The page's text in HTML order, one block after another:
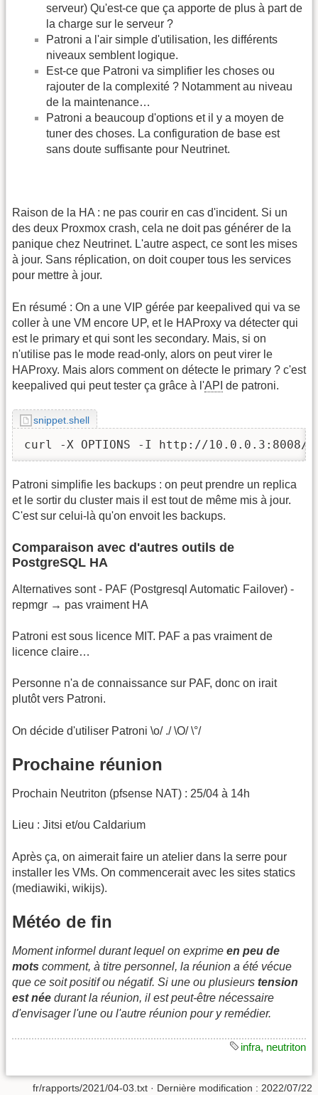
serveur) Qu'est-ce que ça apporte de plus à part de
la charge sur le serveur ?
Patroni a l'air simple d'utilisation, les différents
niveaux semblent logique.
Est-ce que Patroni va simplifier les choses ou
rajouter de la complexité ? Notamment au niveau
de la maintenance…
Patroni a beaucoup d'options et il y a moyen de
tuner des choses. La configuration de base est
sans doute suffisante pour Neutrinet.
Raison de la HA : ne pas courir en cas d'incident. Si un
des deux Proxmox crash, cela ne doit pas générer de la
panique chez Neutrinet. L'autre aspect, ce sont les mises
à jour. Sans réplication, on doit couper tous les services
pour mettre à jour.
En résumé : On a une VIP gérée par keepalived qui va se
coller à une VM encore UP, et le HAProxy va détecter qui
est le primary et qui sont les secondary. Mais, si on
n'utilise pas le mode read-only, alors on peut virer le
HAProxy. Mais alors comment on détecte le primary ? c'est
keepalived qui peut tester ça grâce à l'API de patroni.
snippet.shell
curl -X OPTIONS -I http://10.0.0.3:8008/
Patroni simplifie les backups : on peut prendre un replica
et le sortir du cluster mais il est tout de même mis à jour.
C'est sur celui-là qu'on envoit les backups.
Comparaison avec d'autres outils de
PostgreSQL HA
Alternatives sont - PAF (Postgresql Automatic Failover) -
repmgr → pas vraiment HA
Patroni est sous licence MIT. PAF a pas vraiment de
licence claire…
Personne n'a de connaissance sur PAF, donc on irait
plutôt vers Patroni.
On décide d'utiliser Patroni \o/ ./ \O/ \°/
Prochaine réunion
Prochain Neutriton (pfsense NAT) : 25/04 à 14h
Lieu : Jitsi et/ou Caldarium
Après ça, on aimerait faire un atelier dans la serre pour
installer les VMs. On commencerait avec les sites statics
(mediawiki, wikijs).
Météo de fin
Moment informel durant lequel on exprime en peu de
mots comment, à titre personnel, la réunion a été vécue
que ce soit positif ou négatif. Si une ou plusieurs tension
est née durant la réunion, il est peut-être nécessaire
d'envisager l'une ou l'autre réunion pour y remédier.
infra, neutriton
fr/rapports/2021/04-03.txt · Dernière modification : 2022/07/22